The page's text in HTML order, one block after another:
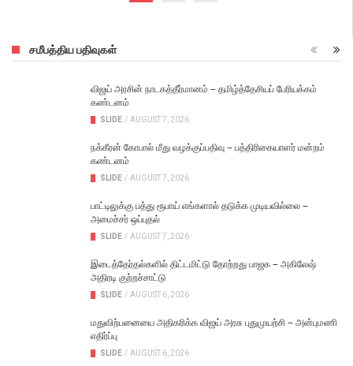
சமீபத்திய பதிவுகள்
விஜய் அரசின் நாடகத்தீர்மானம் – தமிழ்த்தேசியப் பேரியக்கம்
கண்டனம்
SLIDE / AUGUST 7, 2026
நக்கீரன் கோபால் மீது வழக்குப்பதிவு – பத்திரிகையாளர் மன்றம்
கண்டனம்
SLIDE / AUGUST 7, 2026
பாட்டிலுக்கு பத்து ரூபாய் எங்களால் தடுக்க முடியவில்லை –
அமைச்சர் ஒப்புதல்
SLIDE / AUGUST 7, 2026
இடைத்தேர்தல்களில் திட்டமிட்டு தோற்றது பாஜக – அகிலேஷ்
அதிரடி குற்றச்சாட்டு
SLIDE / AUGUST 6, 2026
மதுவிற்பனையை அதிகரிக்க விஜய் அரசு புதுமுயற்சி – அன்புமணி
எதிர்ப்பு
SLIDE / AUGUST 6, 2026